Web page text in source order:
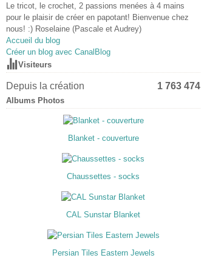
Le tricot, le crochet, 2 passions menées à 4 mains
pour le plaisir de créer en papotant! Bienvenue chez
nous! :) Roselaine (Pascale et Audrey)
Accueil du blog
Créer un blog avec CanalBlog
Visiteurs
Depuis la création 1 763 474
Albums Photos
Blanket - couverture
Chaussettes - socks
CAL Sunstar Blanket
Persian Tiles Eastern Jewels